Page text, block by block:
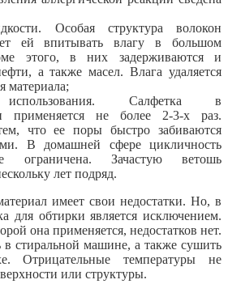
Особая структура волокон
ей впитывать влагу в большом
этого, в них задерживаются и
а также масел. Влага удаляется
материала;
использования. Салфетка в
применяется не более 2-3-х раз.
что ее поры быстро забиваются
В домашней сфере цикличность
ограничена. Зачастую ветошь
лет подряд.
имеет свои недостатки. Но, в
для обтирки является исключением.
она применяется, недостатков нет.
стиральной машине, а также сушить
Отрицательные температуры не
или структуры.